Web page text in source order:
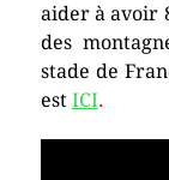
aider à avoir
des
stade de
est ICI.